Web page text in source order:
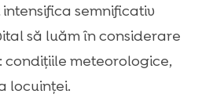
semnificativ
să luăm în considerare
meteorologice,
locuinței.